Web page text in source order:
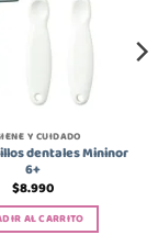
Y CUIDADO
dentales Mininor
6+
$8.990
AL CARRITO